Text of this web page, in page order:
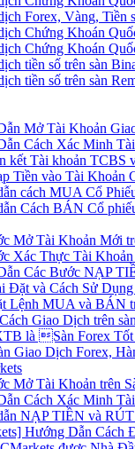
Forex, Vàng, Tiền
Chứng Khoán
Chứng Khoán
tiền số trên sàn
tiền số trên sàn
Mở Tài Khoản
Cách Xác Minh
kết Tài khoản TCBS
Tiền vào Tài Khoản
cách MUA Cổ
Cách BÁN Cổ
Mở Tài Khoản Mới
Xác Thực Tài
Các Bước NẠP
Đặt và Cách Sử
Lệnh MUA và BÁN
Giao Dịch trên
là Sàn Forex Tốt
Giao Dịch Forex,
Mở Tài Khoản trên
Cách Xác Minh
NẠP TIỀN và
Hướng Dẫn Cách